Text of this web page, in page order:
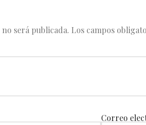
será publicada. Los campos
Correo